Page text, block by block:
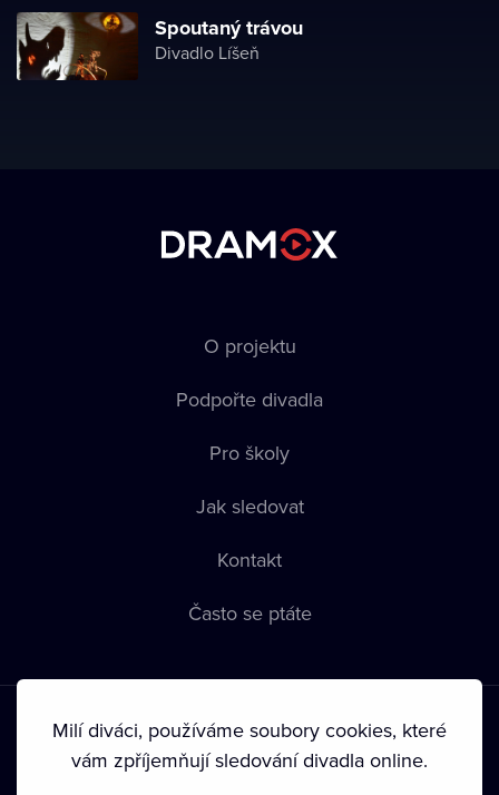
Spoutaný trávou
Divadlo Líšeň
O projektu
Podpořte divadla
Pro školy
Jak sledovat
Kontakt
Často se ptáte
Milí diváci, používáme soubory cookies, které
vám zpříjemňují sledování divadla online.